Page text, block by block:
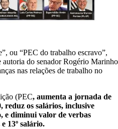
ou “PEC do trabalho escravo”,
autoria do senador Rogério Marinho
nas relações de trabalho no
(PEC, aumenta a jornada de
reduz os salários, inclusive
e diminui valor de verbas
13º salário.